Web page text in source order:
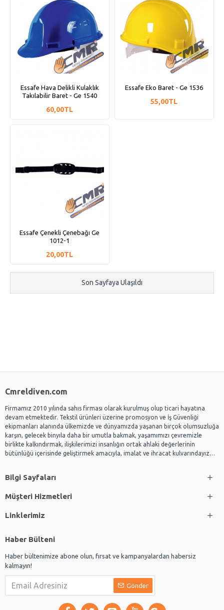
Essafe Hava Delikli Kulaklık
Takılabilir Baret - Ge 1540
60,00TL
Essafe Eko Baret - Ge 1536
55,00TL
Essafe Çenekli Çenebağı Ge
1012-1
20,00TL
Son Sayfaya Ulaşıldı
Cmreldiven.com
Firmamız 2010 yılında sahıs firması olarak kurulmuş olup ticari hayatına
devam etmektedir. Tekstil ürünleri üzerine promosyon ve İş Güvenliği
ekipmanları alanında ülkemizde ve dünyamızda yaşanan birçok olumsuzluğa
karşın, gelecek binyıla daha bir umutla bakmak, yaşamımızı çevremizle
birlikte kalkındırmak, ilişkilerimizi insanlığın ortak ahlaki değerlerinin
bütünlüğü içerisinde geliştirmek amacıyla, imalat ve ihracat kulvarındayız…
Bilgi Sayfaları
Müşteri Hizmetleri
Linklerimiz
Haber Bülteni
Haber bültenimize abone olun, fırsat ve kampanyalardan habersiz
kalmayın!
Gönder